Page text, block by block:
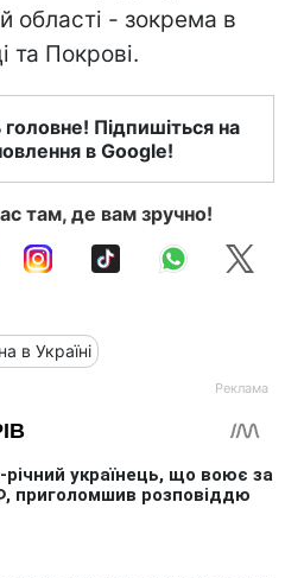
області - зокрема в
та Покрові.
Підпишіться на
в Google!
там, де вам зручно!
в Україні